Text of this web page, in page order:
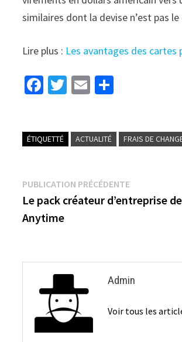
similaires dont la devise n’est pas le
Lire plus : Les avantages des
Fa
o
k
T
er
E
l
ge
ÉTIQUETTÉ ACTUALITÉ FRAIS DE
PUBLICATION PRÉCÉDENTE
Le pack créateur d’entreprise
Anytime
Admin
Voir tous les